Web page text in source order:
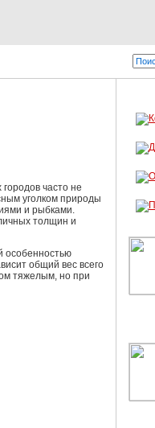
Бусел -
часто не
уголком природы
и рыбками.
толщин и
особенностью
общий вес всего
тяжелым, но при